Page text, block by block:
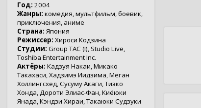
Год: 2004
Жанры: комедия,мультфильм,боевик,
приключения, аниме
Страна: Япония
Режиссер: Хироси Кодзина
Студии: Group TAC (I),Studio Live,
Toshiba Entertainment Inc.
Актёры: Кадзуя Накаи,Микако
Такахаси,Хадзимэ Иидзима,Меган
Холлингсхед,Сусуму Акаги,Тиэко
Хонда,Дороти Элиас-Фан,Киёюки
Янада,Кэндзи Хираи,Такаюки Судзуки